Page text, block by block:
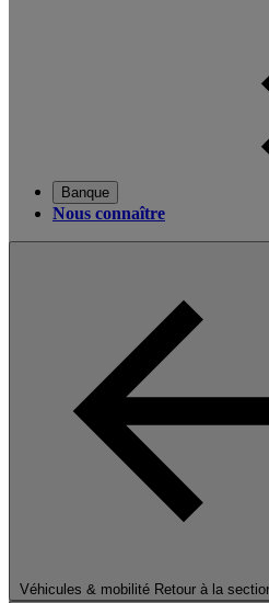
Banque
Nous connaître
Véhicules & mobilité Retour à la